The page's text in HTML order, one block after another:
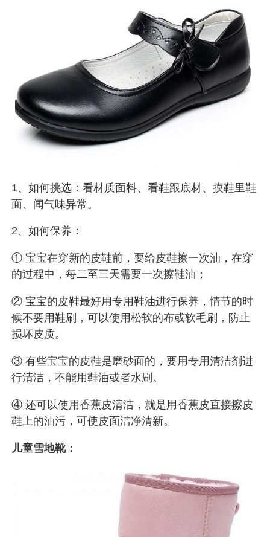
1、如何挑选：看材质面料、看鞋跟底材、摸鞋里鞋
面、闻气味异常。
2、如何保养：
① 宝宝在穿新的皮鞋前，要给皮鞋擦一次油，在穿
的过程中，每二至三天需要一次擦鞋油；
② 宝宝的皮鞋最好用专用鞋油进行保养，情节的时
候不要用鞋刷，可以使用松软的布或软毛刷，防止
损坏皮质。
③ 有些宝宝的皮鞋是磨砂面的，要用专用清洁剂进
行清洁，不能用鞋油或者水刷。
④ 还可以使用香蕉皮清洁，就是用香蕉皮直接擦皮
鞋上的油污，可使皮面洁净清新。
儿童雪地靴：